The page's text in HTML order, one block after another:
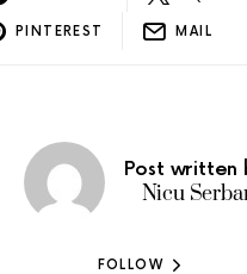
PINTEREST MAIL
Post written
Nicu
FOLLOW